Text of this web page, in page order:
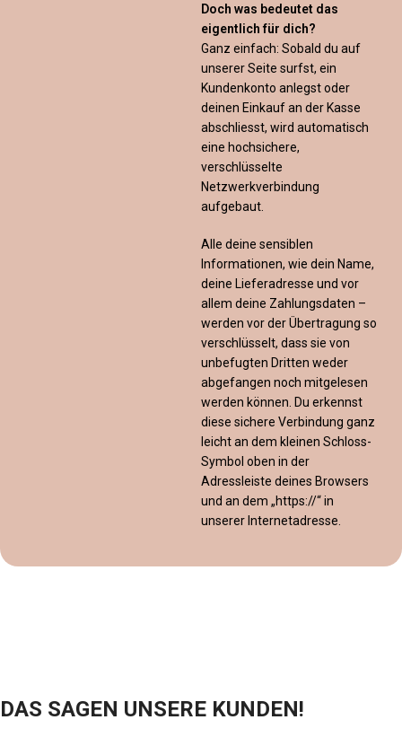
Doch was bedeutet das
eigentlich für dich?
Ganz einfach: Sobald du auf
unserer Seite surfst, ein
Kundenkonto anlegst oder
deinen Einkauf an der Kasse
abschliesst, wird automatisch
eine hochsichere,
verschlüsselte
Netzwerkverbindung
aufgebaut.
Alle deine sensiblen
Informationen, wie dein Name,
deine Lieferadresse und vor
allem deine Zahlungsdaten –
werden vor der Übertragung so
verschlüsselt, dass sie von
unbefugten Dritten weder
abgefangen noch mitgelesen
werden können. Du erkennst
diese sichere Verbindung ganz
leicht an dem kleinen Schloss-
Symbol oben in der
Adressleiste deines Browsers
und an dem „https://“ in
unserer Internetadresse.
DAS SAGEN UNSERE KUNDEN!